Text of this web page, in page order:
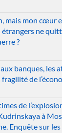
mais mon cœur
ne
?
banques, les
de
de
à
Enquête sur les